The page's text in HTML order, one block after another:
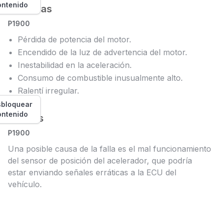
Síntomas
P1900
Pérdida de potencia del motor.
Encendido de la luz de advertencia del motor.
Inestabilidad en la aceleración.
Consumo de combustible inusualmente alto.
Ralentí irregular.
Causas
P1900
Una posible causa de la falla es el mal funcionamiento
del sensor de posición del acelerador, que podría
estar enviando señales erráticas a la ECU del
vehículo.